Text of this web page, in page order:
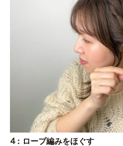
4：ロープ編みをほぐす